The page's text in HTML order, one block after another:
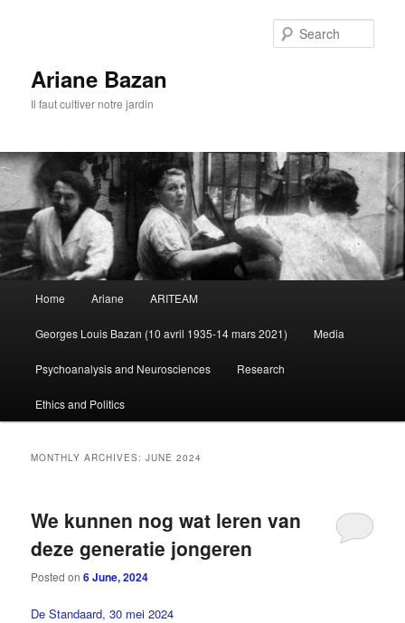
Ariane Bazan
Il faut cultiver notre jardin
Skip
to
primary
Skip
to
secondary
Home Ariane ARITEAM
Georges Louis Bazan (10 avril 1935-14 mars 2021) Media
Psychoanalysis and Neurosciences Research
Ethics and Politics
MONTHLY ARCHIVES:JUNE 2024
We kunnen nog wat leren van
deze generatie jongeren
Posted on6 June, 2024
De Standaard, 30 mei 2024